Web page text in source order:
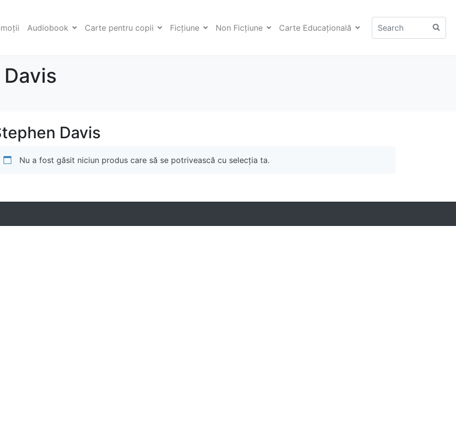
Audiobook Carte pentru copii Ficţiune Non Ficţiune Carte Educaţională
Davis
Nu a fost găsit niciun produs care să se potrivească cu selecția ta.